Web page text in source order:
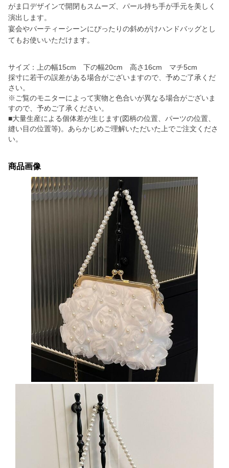
がま口デザインで開閉もスムーズ、パール持ち手が手元を美しく
演出します。
宴会やパーティーシーンにぴったりの斜めがけハンドバッグとし
てもお使いいただけます。
サイズ：上の幅15cm 下の幅20cm 高さ16cm マチ5cm
採寸に若干の誤差がある場合がございますので、予めご了承くだ
さい。
※ご覧のモニターによって実物と色合いが異なる場合がございま
すので、予めご了承ください。
■大量生産による個体差が生じます(図柄の位置、パーツの位置、
縫い目の位置等)。あらかじめご理解いただいた上でご注文くださ
い。
商品画像